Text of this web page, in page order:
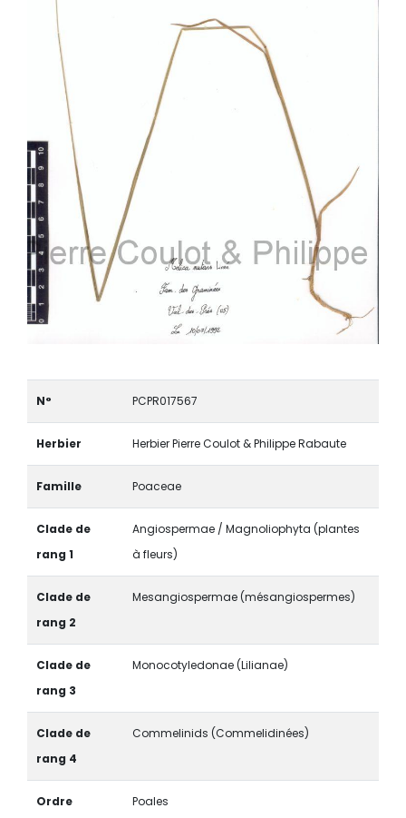
N° PCPR017567
Herbier Herbier Pierre Coulot & Philippe Rabaute
Famille Poaceae
Clade de
rang 1
Angiospermae / Magnoliophyta (plantes
à fleurs)
Clade de
rang 2
Mesangiospermae (mésangiospermes)
Clade de
rang 3
Monocotyledonae (Lilianae)
Clade de
rang 4
Commelinids (Commelidinées)
Ordre Poales